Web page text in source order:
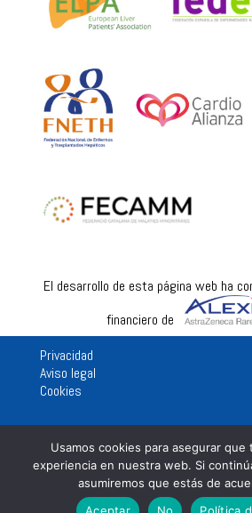
El desarrollo de esta página web ha
financiero de
Privacidad
Aviso legal
Cookies
Usamos cookies para asegurar que
experiencia en nuestra web. Si
asumiremos que estás de
Aceptar
No Política